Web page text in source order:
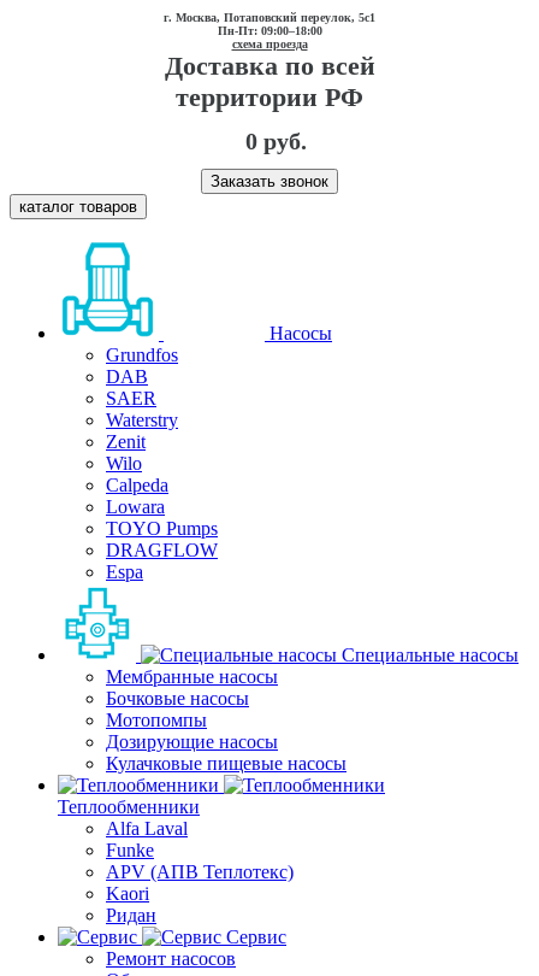
г. Москва, Потаповский переулок, 5с1
Пн-Пт: 09:00–18:00
схема проезда
Доставка по всей
территории РФ
0 руб.
Заказать звонок
каталог товаров
Насосы
Grundfos
DAB
SAER
Waterstry
Zenit
Wilo
Calpeda
Lowara
TOYO Pumps
DRAGFLOW
Espa
Специальные насосы
Мембранные насосы
Бочковые насосы
Мотопомпы
Дозирующие насосы
Кулачковые пищевые насосы
Теплообменники
Alfa Laval
Funke
APV (АПВ Теплотекс)
Kaori
Ридан
Сервис
Ремонт насосов